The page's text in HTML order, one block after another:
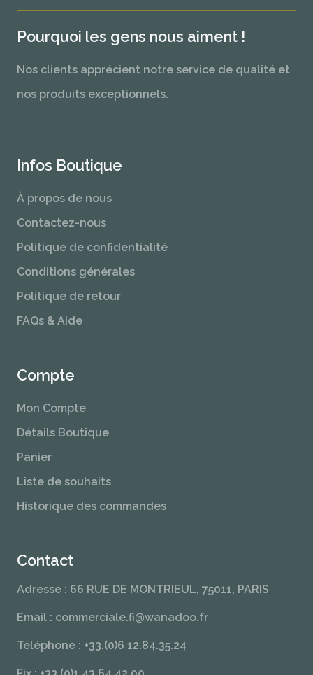
Pourquoi les gens nous aiment !
Nos clients apprécient notre service de qualité et
nos produits exceptionnels.
Infos Boutique
À propos de nous
Contactez-nous
Politique de confidentialité
Conditions générales
Politique de retour
FAQs & Aide
Compte
Mon Compte
Détails Boutique
Panier
Liste de souhaits
Historique des commandes
Contact
Adresse : 66 RUE DE MONTRIEUL, 75011, PARIS
Email : commerciale.fi@wanadoo.fr
Téléphone : +33.(0)6 12.84.35.24